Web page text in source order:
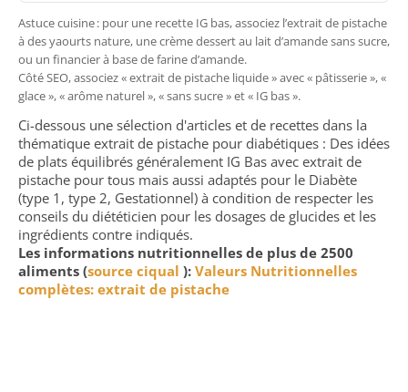
Astuce cuisine : pour une recette IG bas, associez l’extrait de pistache
à des yaourts nature, une crème dessert au lait d’amande sans sucre,
ou un financier à base de farine d’amande.
Côté SEO, associez « extrait de pistache liquide » avec « pâtisserie », «
glace », « arôme naturel », « sans sucre » et « IG bas ».
Ci-dessous une sélection d'articles et de recettes dans la
thématique extrait de pistache pour diabétiques : Des idées
de plats équilibrés généralement IG Bas avec extrait de
pistache pour tous mais aussi adaptés pour le Diabète
(type 1, type 2, Gestationnel) à condition de respecter les
conseils du diététicien pour les dosages de glucides et les
ingrédients contre indiqués.
Les informations nutritionnelles de plus de 2500
aliments (source ciqual ): Valeurs Nutritionnelles
complètes: extrait de pistache